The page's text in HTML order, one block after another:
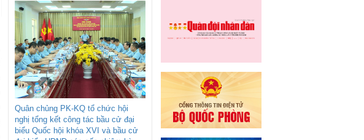
Quân chủng PK-KQ tổ chức hội
nghị tổng kết công tác bầu cử đại
biểu Quốc hội khóa XVI và bầu cử